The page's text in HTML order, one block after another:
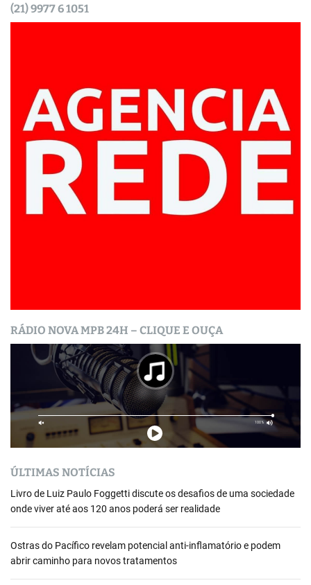
(21) 9977 6 1051
RÁDIO NOVA MPB 24H – CLIQUE E OUÇA
ÚLTIMAS NOTÍCIAS
Livro de Luiz Paulo Foggetti discute os desafios de uma sociedade
onde viver até aos 120 anos poderá ser realidade
Ostras do Pacífico revelam potencial anti-inflamatório e podem
abrir caminho para novos tratamentos